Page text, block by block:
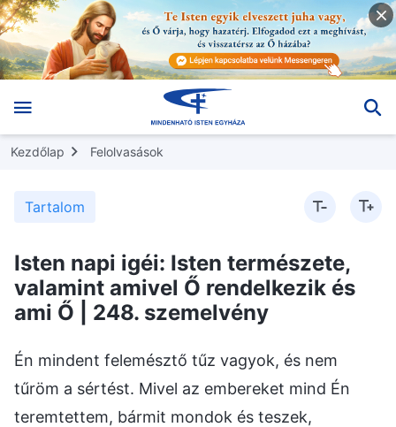
Kezdőlap Felolvasások
Tartalom
Isten napi igéi: Isten természete,
valamint amivel Ő rendelkezik és
ami Ő | 248. szemelvény
Én mindent felemésztő tűz vagyok, és nem
tűröm a sértést. Mivel az embereket mind Én
teremtettem, bármit mondok és teszek,